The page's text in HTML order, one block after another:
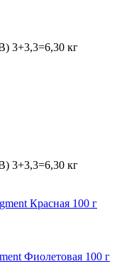
3+3,3=6,30 кг
3+3,3=6,30 кг
Красная 100 г
Фиолетовая 100 г